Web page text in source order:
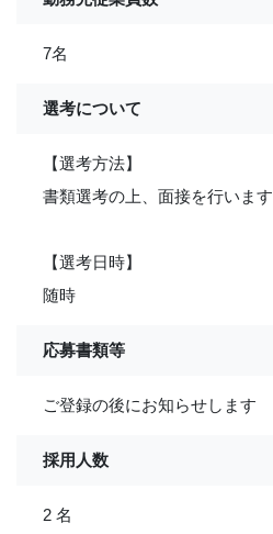
7名
選考について
【選考方法】
書類選考の上、面接を行います
【選考日時】
随時
応募書類等
ご登録の後にお知らせします
採用人数
2 名